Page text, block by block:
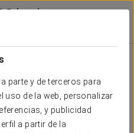
parte y de terceros para
uso de la web, personalizar
y publicidad
a partir de la
Balneario
en
U
45 24 20 60